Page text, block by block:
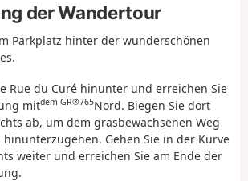
der Wandertour
Parkplatz hinter der wunderschönen
Rue du Curé hinunter und erreichen Sie
mitdem GR®765Nord. Biegen Sie dort
ab, um dem grasbewachsenen Weg
Gehen Sie in der Kurve
weiter und erreichen Sie am Ende der